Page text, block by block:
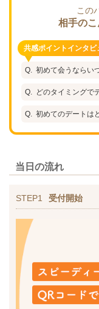
この
相手のこ
共感ポイントインタビ
初めて会うならい
どのタイミングで
初めてのデートは
当日の流れ
STEP1 受付開始